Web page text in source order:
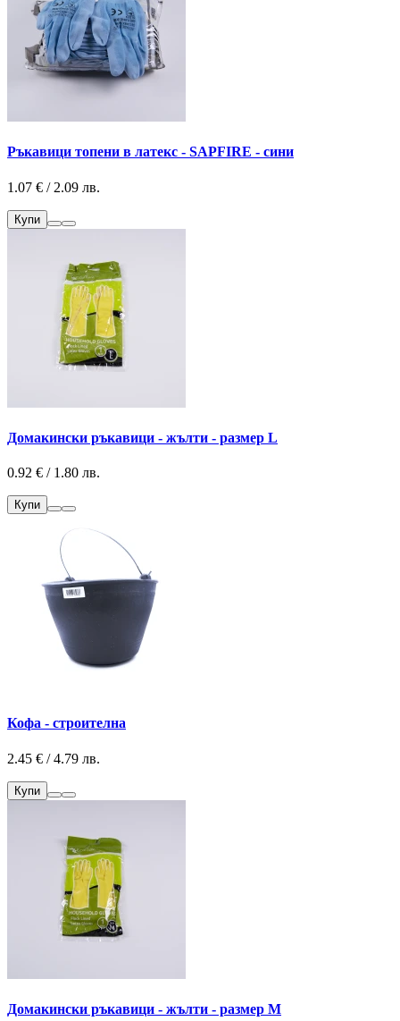
Ръкавици топени в латекс - SAPFIRE - сини
1.07 € / 2.09 лв.
Купи
Домакински ръкавици - жълти - размер L
0.92 € / 1.80 лв.
Купи
Кофа - строителна
2.45 € / 4.79 лв.
Купи
Домакински ръкавици - жълти - размер М